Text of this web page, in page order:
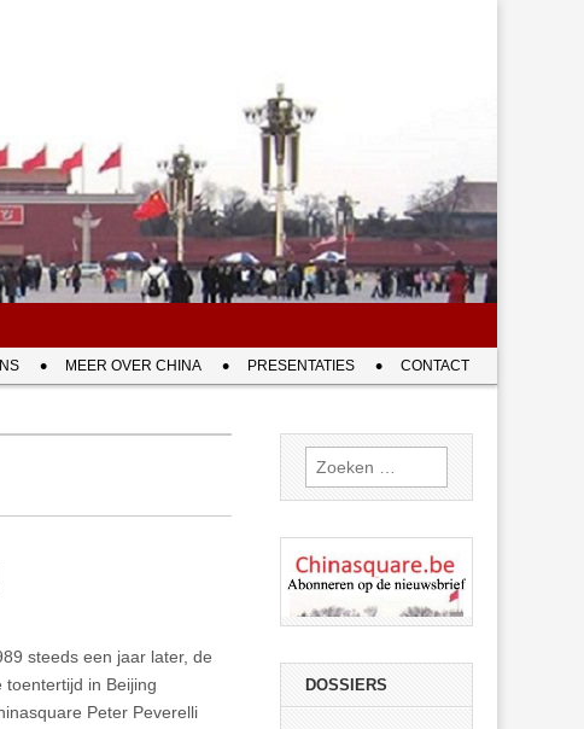
MEER OVER CHINA PRESENTATIES CONTACT
steeds een jaar later, de
toentertijd in Beijing
Peter Peverelli
Zoeken
naar:
DOSSIERS